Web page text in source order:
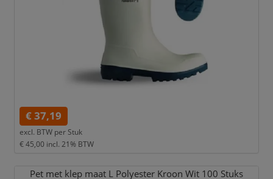
€ 37,19
excl. BTW per Stuk
€ 45,00 incl. 21% BTW
Pet met klep maat L Polyester Kroon Wit 100 Stuks